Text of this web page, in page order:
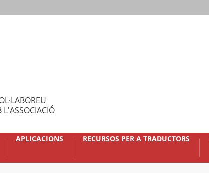
L'ASSOCIACIÓ
APLICACIONS RECURSOS PER A TRADUCTORS